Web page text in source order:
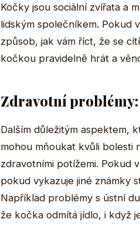
Kočky jsou sociální zvířata a
lidským společníkem. Pokud
způsob, jak vám říct, že se
kočkou pravidelně hrát a
Zdravotní
Dalším důležitým aspektem,
mohou mňoukat kvůli bolesti
zdravotními potížemi. Pokud
pokud vykazuje jiné známky
Například problémy s ústní
že kočka odmítá jídlo, i když